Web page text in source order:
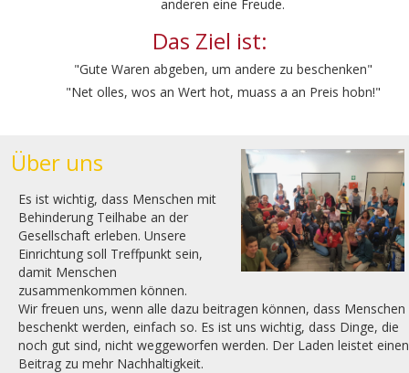
anderen eine Freude.
Das Ziel ist:
"Gute Waren abgeben, um andere zu beschenken"
"Net olles, wos an Wert hot, muass a an Preis hobn!"
Über uns
Es ist wichtig, dass Menschen mit
Behinderung Teilhabe an der
Gesellschaft erleben. Unsere
Einrichtung soll Treffpunkt sein,
damit Menschen
zusammenkommen können.
Wir freuen uns, wenn alle dazu beitragen können, dass Menschen
beschenkt werden, einfach so. Es ist uns wichtig, dass Dinge, die
noch gut sind, nicht weggeworfen werden. Der Laden leistet einen
Beitrag zu mehr Nachhaltigkeit.